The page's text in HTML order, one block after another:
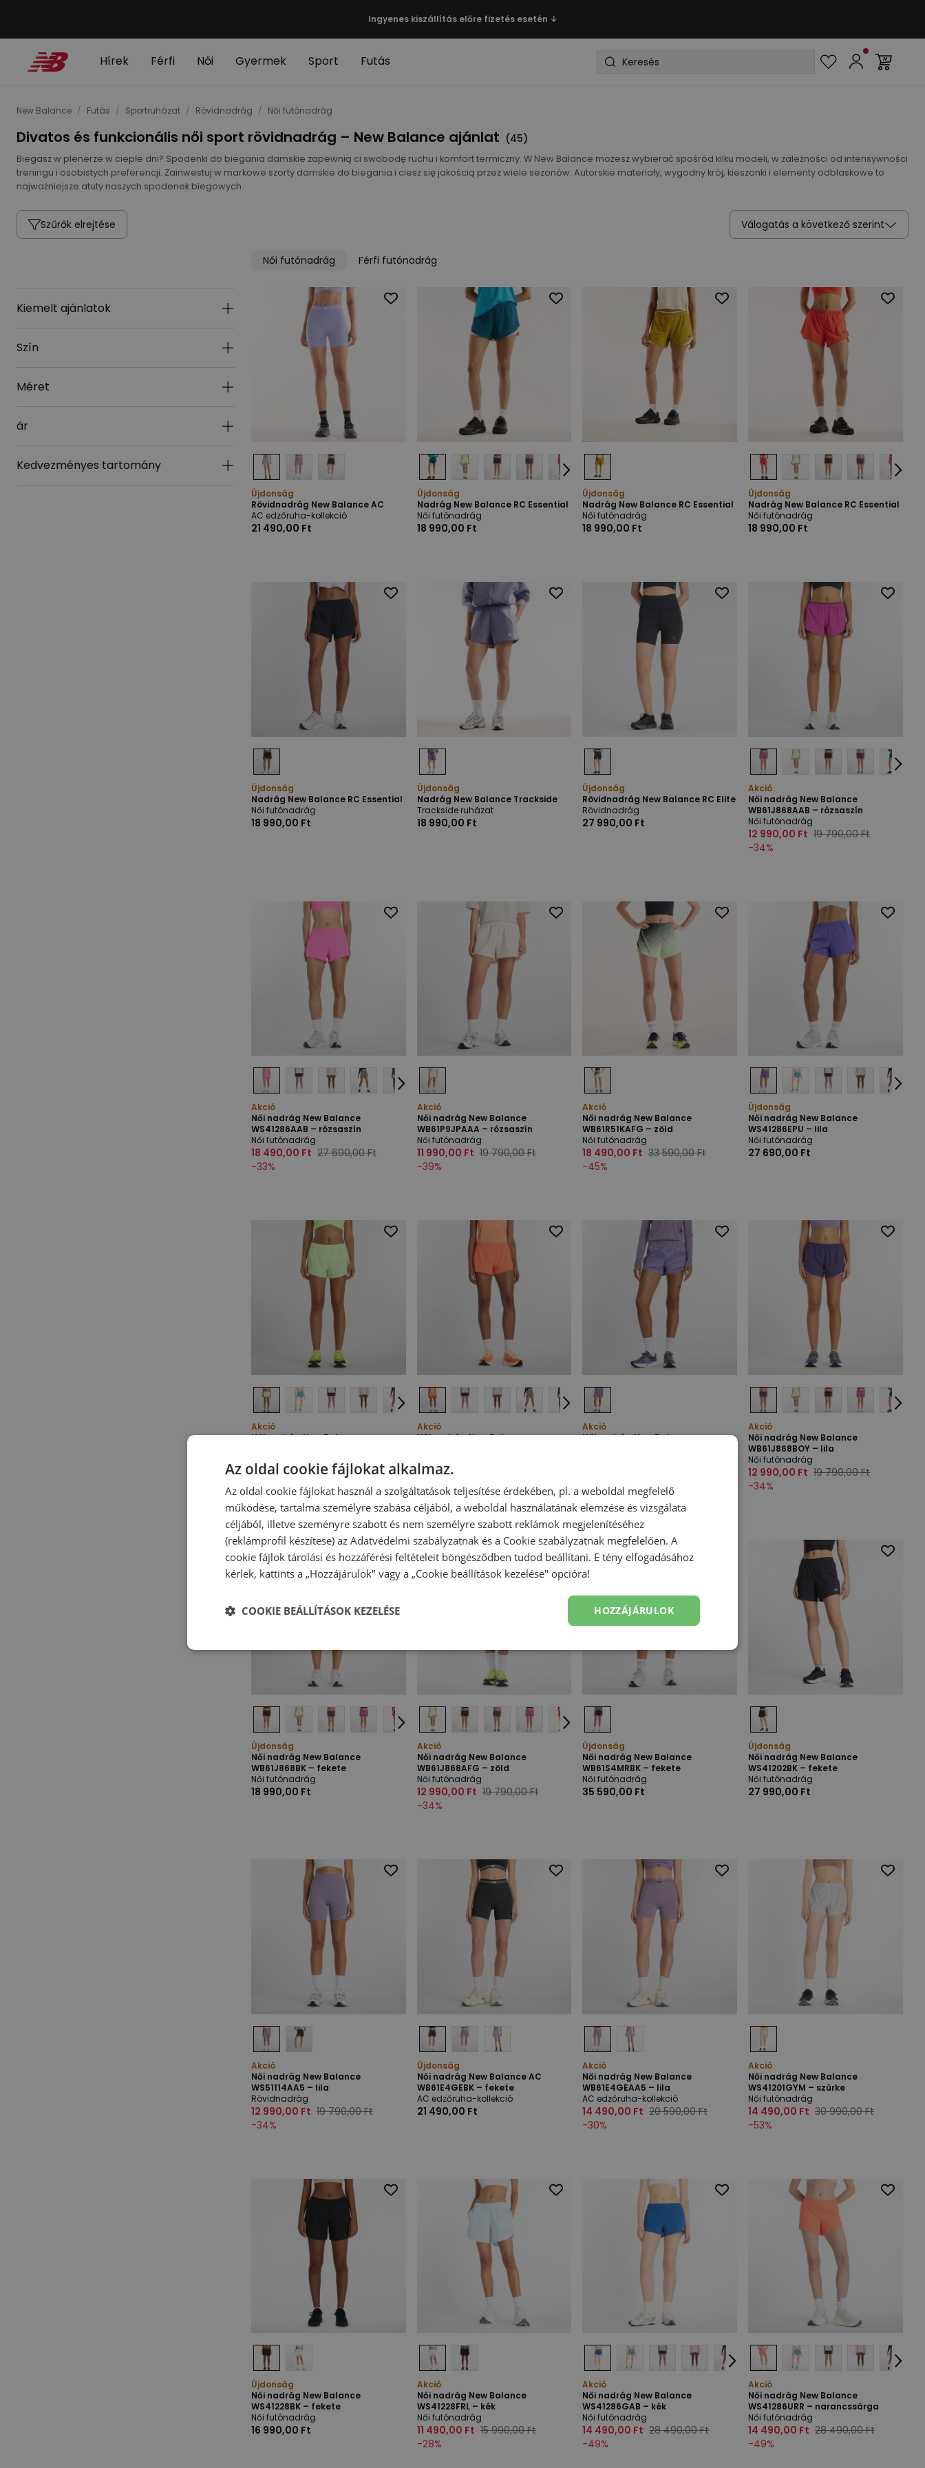
Ingyenes kiszállítás előre fizetés esetén ↓
Hírek Férfi Női Gyermek Sport Futás
New Balance / Futás / Sportruházat / Rövidnadrág / Női futónadrág
Divatos és funkcionális női sport rövidnadrág – New Balance ajánlat (45)
Biegasz w plenerze w ciepłe dni? Spodenki do biegania damskie zapewnią ci swobodę ruchu i komfort termiczny. W New Balance możesz wybierać spośród kilku modeli, w zależności od intensywności
treningu i osobistych preferencji. Zainwestuj w markowe szorty damskie do biegania i ciesz się jakością przez wiele sezonów. Autorskie materiały, wygodny krój, kieszonki i elementy odblaskowe to
najważniejsze atuty naszych spodenek biegowych.
Szűrők elrejtése Válogatás a következő szerint
Kiemelt ajánlatok
Szín
Méret
ár
Kedvezményes tartomány
Női futónadrág Férfi futónadrág
Újdonság
Rövidnadrág New Balance AC
AC edzőruha-kollekció
21 490,00 Ft
Újdonság
Nadrág New Balance RC Essential
Női futónadrág
18 990,00 Ft
Újdonság
Nadrág New Balance RC Essential
Női futónadrág
18 990,00 Ft
Újdonság
Nadrág New Balance RC Essential
Női futónadrág
18 990,00 Ft
Újdonság
Nadrág New Balance RC Essential
Női futónadrág
18 990,00 Ft
Újdonság
Nadrág New Balance Trackside
Trackside ruházat
18 990,00 Ft
Újdonság
Rövidnadrág New Balance RC Elite
Rövidnadrág
27 990,00 Ft
Akció
Női nadrág New Balance
WB61J868AAB – rózsaszín
Női futónadrág
12 990,00 Ft 19 790,00 Ft
-34%
Akció
Női nadrág New Balance
WS41286AAB – rózsaszín
Női futónadrág
18 490,00 Ft 27 690,00 Ft
-33%
Akció
Női nadrág New Balance
WB61P9JPAAA – rózsaszín
Női futónadrág
11 990,00 Ft 19 790,00 Ft
-39%
Akció
Női nadrág New Balance
WB61R51KAFG – zöld
Női futónadrág
18 490,00 Ft 33 590,00 Ft
-45%
Újdonság
Női nadrág New Balance
WS41286EPU – lila
Női futónadrág
27 690,00 Ft
Akció
Női nadrág New Balance
18 490,00 Ft 27 690,00 Ft
-33%
Akció
Női nadrág New Balance
18 490,00 Ft
-33%
Akció
Női nadrág New Balance
-33%
Akció
Női nadrág New Balance
WB61J868BOY – lila
Női futónadrág
12 990,00 Ft 19 790,00 Ft
-34%
Újdonság
Női nadrág New Balance
WB61J868BK – fekete
Női futónadrág
18 990,00 Ft
Akció
Női nadrág New Balance
WB61J868AFG – zöld
Női futónadrág
12 990,00 Ft 19 790,00 Ft
-34%
Újdonság
Női nadrág New Balance
WB61S4MRBK – fekete
Női futónadrág
35 590,00 Ft
Újdonság
Női nadrág New Balance
WS41202BK – fekete
Női futónadrág
27 990,00 Ft
Akció
Női nadrág New Balance
WS51114AA5 – lila
Rövidnadrág
12 990,00 Ft 19 790,00 Ft
-34%
Újdonság
Női nadrág New Balance AC
WB61E4GEBK – fekete
AC edzőruha-kollekció
21 490,00 Ft
Akció
Női nadrág New Balance
WB61E4GEAA5 – lila
AC edzőruha-kollekció
14 490,00 Ft 20 590,00 Ft
-30%
Akció
Női nadrág New Balance
WS41201GYM – szürke
Női futónadrág
14 490,00 Ft 30 990,00 Ft
-53%
Újdonság
Női nadrág New Balance
WS41228BK – fekete
Női futónadrág
16 990,00 Ft
Akció
Női nadrág New Balance
WS41228FRL – kék
Női futónadrág
11 490,00 Ft 15 990,00 Ft
-28%
Akció
Női nadrág New Balance
WS41286GAB – kék
Női futónadrág
14 490,00 Ft 28 490,00 Ft
-49%
Akció
Női nadrág New Balance
WS41286URR – narancssárga
Női futónadrág
14 490,00 Ft 28 490,00 Ft
-49%
Az oldal cookie fájlokat alkalmaz.
Az oldal cookie fájlokat használ a szolgáltatások teljesítése érdekében, pl. a weboldal megfelelő
működése, tartalma személyre szabása céljából, a weboldal használatának elemzése és vizsgálata
céljából, illetve szeményre szabott és nem személyre szabott reklámok megjelenítéséhez
(reklámprofil készítese) az Adatvédelmi szabályzatnak és a Cookie szabályzatnak megfelelően. A
cookie fájlok tárolási és hozzáférési feltételeit böngésződben tudod beállítani. E tény elfogadásához
kérlek, kattints a „Hozzájárulok" vagy a „Cookie beállítások kezelése" opcióra!
HOZZÁJÁRULOK
COOKIE BEÁLLÍTÁSOK KEZELÉSE